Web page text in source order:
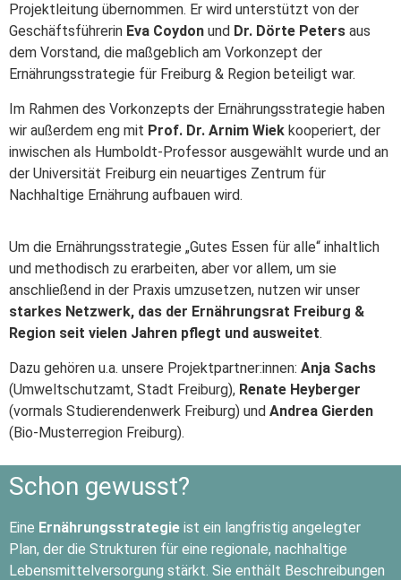
Projektleitung übernommen. Er wird unterstützt von der
Geschäftsführerin Eva Coydon und Dr. Dörte Peters aus
dem Vorstand, die maßgeblich am Vorkonzept der
Ernährungsstrategie für Freiburg & Region beteiligt war.
Im Rahmen des Vorkonzepts der Ernährungsstrategie haben
wir außerdem eng mit Prof. Dr. Arnim Wiek kooperiert, der
inwischen als Humboldt-Professor ausgewählt wurde und an
der Universität Freiburg ein neuartiges Zentrum für
Nachhaltige Ernährung aufbauen wird.
Um die Ernährungsstrategie „Gutes Essen für alle“ inhaltlich
und methodisch zu erarbeiten, aber vor allem, um sie
anschließend in der Praxis umzusetzen, nutzen wir unser
starkes Netzwerk, das der Ernährungsrat Freiburg &
Region seit vielen Jahren pflegt und ausweitet.
Dazu gehören u.a. unsere Projektpartner:innen: Anja Sachs
(Umweltschutzamt, Stadt Freiburg), Renate Heyberger
(vormals Studierendenwerk Freiburg) und Andrea Gierden
(Bio-Musterregion Freiburg).
Schon gewusst?
Eine Ernährungsstrategie ist ein langfristig angelegter
Plan, der die Strukturen für eine regionale, nachhaltige
Lebensmittelversorgung stärkt. Sie enthält Beschreibungen